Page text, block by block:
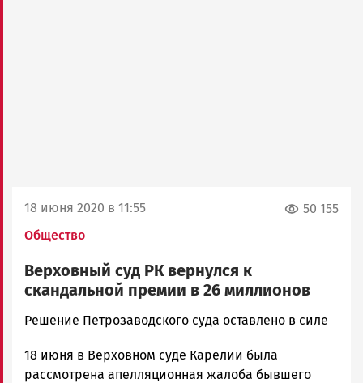
18 июня 2020 в 11:55
Общество
50 155
Верховный суд РК вернулся к
скандальной премии в 26 миллионов
Елена
Новости
Петрозаводска
Решение Петрозаводского суда оставлено в силе
18 июня в Верховном суде Карелии была
рассмотрена апелляционная жалоба бывшего